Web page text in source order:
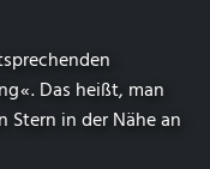
⁠«⁠ ⁠. Das heißt, man
in der Nähe an